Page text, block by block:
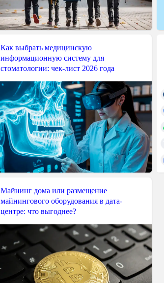
Как выбрать медицинскую
информационную систему для
стоматологии: чек-лист 2026 года
Майнинг дома или размещение
майнингового оборудования в дата-
центре: что выгоднее?